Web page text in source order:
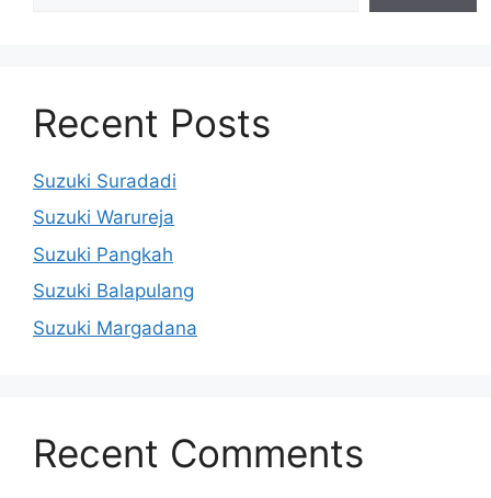
Recent Posts
Suzuki Suradadi
Suzuki Warureja
Suzuki Pangkah
Suzuki Balapulang
Suzuki Margadana
Recent Comments